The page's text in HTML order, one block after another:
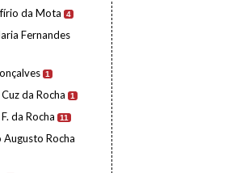
da Mota 4
Fernandes
1
da Rocha 1
da Rocha 11
Rocha